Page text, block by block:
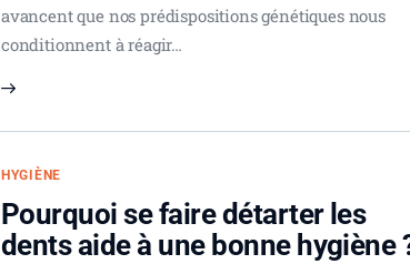
avancent que nos prédispositions génétiques nous
conditionnent à réagir…
HYGIÈNE
Pourquoi se faire détarter les
dents aide à une bonne hygiène